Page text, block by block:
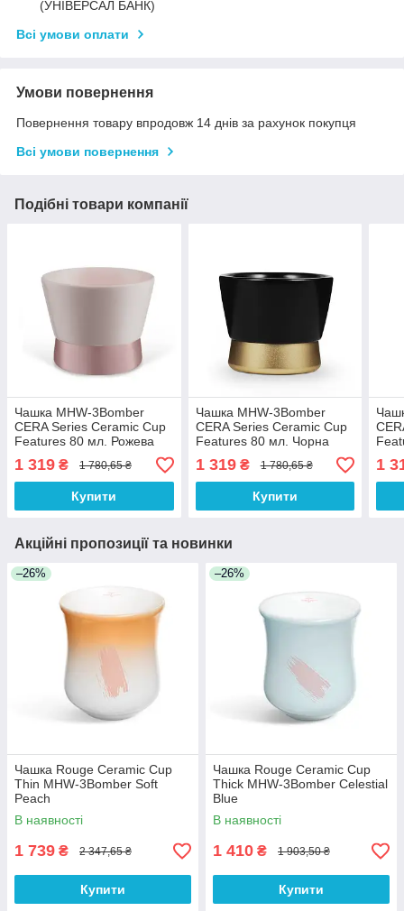
(УНІВЕРСАЛ БАНК)
Всі умови оплати
Умови повернення
Повернення товару впродовж 14 днів за рахунок покупця
Всі умови повернення
Подібні товари компанії
Чашка MHW-3Bomber
CERA Series Ceramic Cup
Features 80 мл. Рожева
1 319 ₴ 1 780,65 ₴
Купити
Чашка MHW-3Bomber
CERA Series Ceramic Cup
Features 80 мл. Чорна
1 319₴ 1 780,65 ₴
Купити
1
Акційні пропозиції та новинки
–26%
Чашка Rouge Ceramic Cup
Thin MHW-3Bomber Soft
Peach
В наявності
1 739 ₴ 2 347,65 ₴
Купити
–26%
Чашка Rouge Ceramic Cup
Thick MHW-3Bomber Celestial
Blue
В наявності
1 410 ₴ 1 903,50 ₴
Купити